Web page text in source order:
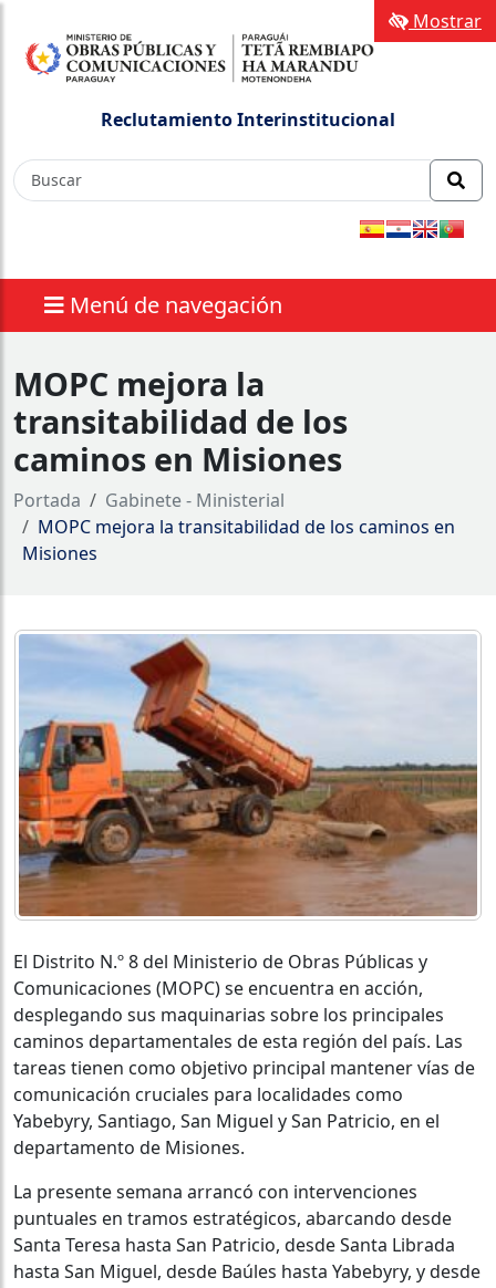
Reclutamiento Interinstitucional
Menú de navegación
Mostrar
MOPC mejora la
transitabilidad de los
caminos en Misiones
Portada
Gabinete - Ministerial
MOPC mejora la transitabilidad de los caminos en
Misiones
El Distrito N.º 8 del Ministerio de Obras Públicas y
Comunicaciones (MOPC) se encuentra en acción,
desplegando sus maquinarias sobre los principales
caminos departamentales de esta región del país. Las
tareas tienen como objetivo principal mantener vías de
comunicación cruciales para localidades como
Yabebyry, Santiago, San Miguel y San Patricio, en el
departamento de Misiones.
La presente semana arrancó con intervenciones
puntuales en tramos estratégicos, abarcando desde
Santa Teresa hasta San Patricio, desde Santa Librada
hasta San Miguel, desde Baúles hasta Yabebyry, y desde